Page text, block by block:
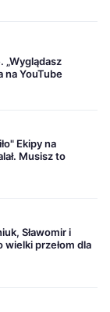
„Wyglądasz
na YouTube
Ekipy na
Musisz to
Sławomir i
wielki przełom dla